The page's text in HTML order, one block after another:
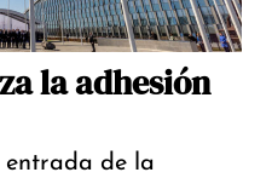
la adhesión
de la